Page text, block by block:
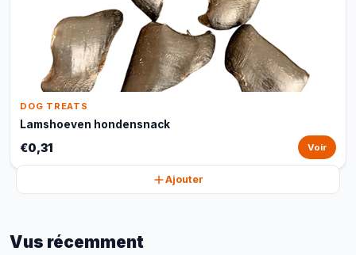
DOG TREATS
Lamshoeven hondensnack
€0,31 Voir
Ajouter
Vus récemment